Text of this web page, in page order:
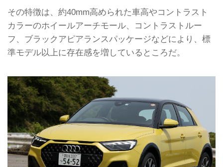
は、SUVテイストのクロスオーバー
「Audi A1 citycarver limited
edition」を同日より限定販売する。
Audi A1 citycarverは、Audi A1
Sportbackをベースに、最低地上高を
40mmアップするとともに、コントラ
専用17インチアルミホイールを施すこ
とでオフロードのイメージを高めたモ
デル。さらに、コントラストルーフや
ブラックアピアランスパッケージを装
着している。
...
その特徴は、約40mm高められた車高やコントラスト
カラーのホイールアーチモール、コントラストルー
フ、ブラックアピアランスパッケージなどにより、標
準モデル以上に存在感を増しているところだ。